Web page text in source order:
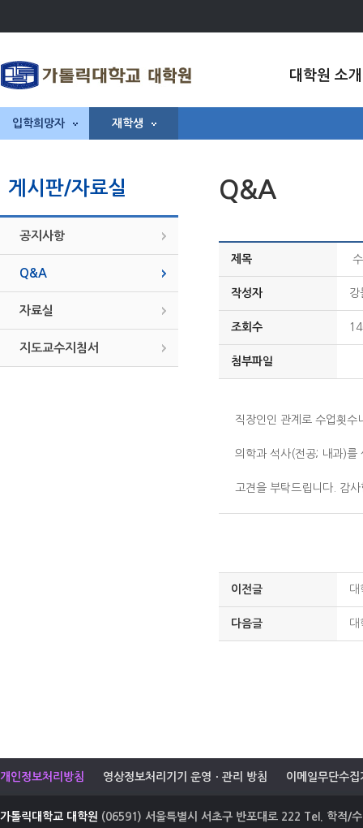
대학원 소개
입학희망자 재학생
게시판/자료실
공지사항
Q&A
자료실
지도교수지침서
Q&A
제목
작성자 강
조회수
첨부파일
직장인인 관계로 수업횟
의학과 석사(전공; 내과)
고견을 부탁드립니다. 감사
이전글 대
다음글 대
개인정보처리방침 영상정보처리기기 운영ㆍ관리 방침 이메일무단수집
가톨릭대학교 대학원 (06591) 서울특별시 서초구 반포대로 222 Tel. 학적/